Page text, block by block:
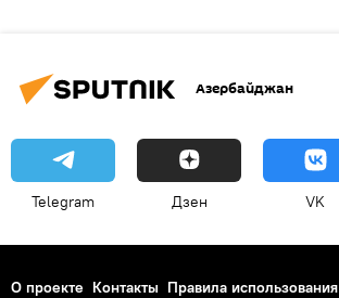
Азербайджан
Telegram Дзен VK
О проекте Контакты Правила использования